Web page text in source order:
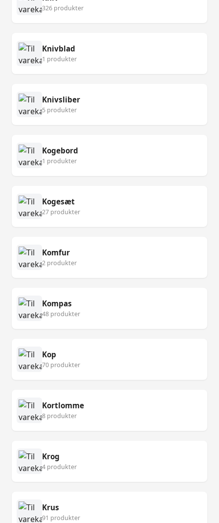
326 produkter
Knivblad
1 produkter
Knivsliber
5 produkter
Kogebord
1 produkter
Kogesæt
27 produkter
Komfur
2 produkter
Kompas
48 produkter
Kop
70 produkter
Kortlomme
8 produkter
Krog
4 produkter
Krus
91 produkter